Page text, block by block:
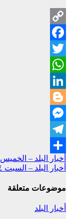
Copy
Link
Facebook
Twitter
WhatsApp
LinkedIn
Blogger
Messenger
Telegram
Share
تصفّح
المقالات
أخبار البلد – الخميس ١٢ ديسمبر ٢٠٢٤ م
أخبار البلد – السبت ١٤ ديسمبر ٢٠٢٤ م
موضوعات متعلقة
أخبار البلد